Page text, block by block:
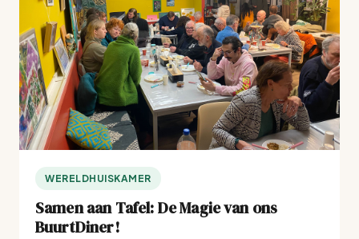
WERELDHUISKAMER
Samen aan Tafel: De Magie van ons
BuurtDiner!